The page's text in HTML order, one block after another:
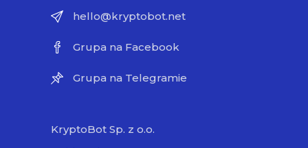
hello@kryptobot.net
Grupa na Facebook
Grupa na Telegramie
KryptoBot Sp. z o.o.